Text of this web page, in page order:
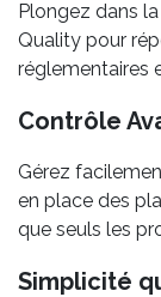
Plongez dans
Quality pour
réglementaires
Contrôle
Gérez
en place des
que seuls les
Simplicité